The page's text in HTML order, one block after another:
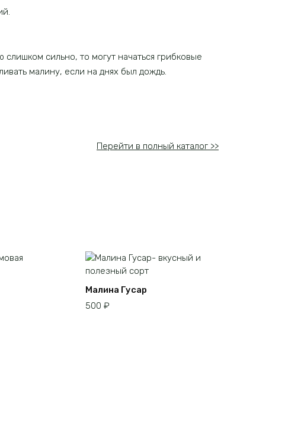
сильно, то могут начаться грибковые
малину, если на днях был дождь.
Перейти в полный каталог >>
Малина Гусар
500 ₽